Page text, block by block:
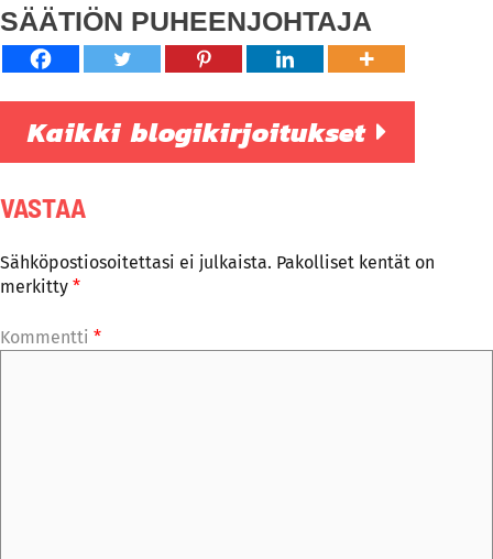
SÄÄTIÖN PUHEENJOHTAJA
Kaikki blogikirjoitukset
VASTAA
Sähköpostiosoitettasi ei julkaista. Pakolliset kentät on
merkitty *
Kommentti *